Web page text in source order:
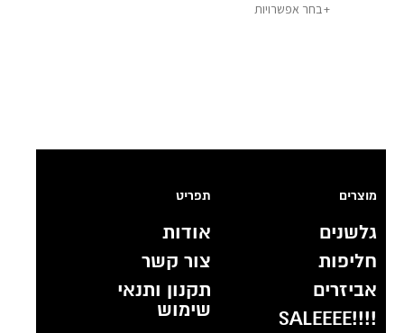
בחר אפשרויות
מוצרים
גלשנים
חליפות
אביזרים
!!!!SALEEEE
תפריט
אודות
צור קשר
תקנון ותנאי
שימוש